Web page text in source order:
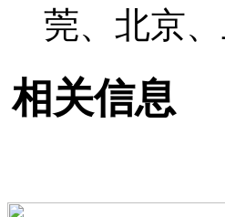
莞、北京
相关信息